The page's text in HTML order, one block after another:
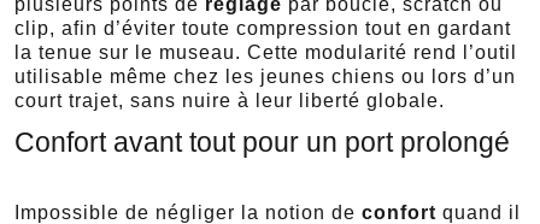
clip, afin d’éviter toute compression tout en gardant
la tenue sur le museau. Cette modularité rend l’outil
utilisable même chez les jeunes chiens ou lors d’un
court trajet, sans nuire à leur liberté globale.
Confort avant tout pour un port prolongé
Impossible de négliger la notion de confort quand il